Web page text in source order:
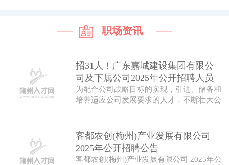
职场资讯
招31人！广东嘉城建设集团有限公
司及下属公司2025年公开招聘人员
公告
为配合公司战略目标的实现，引进、储备和
培养适应公司发展要求的人才，不断壮大公
客都农创(梅州)产业发展有限公司
2025年公开招聘公告
客都农创(梅州)产业发展有限公司 2025年公